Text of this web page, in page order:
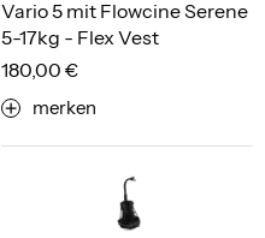
Vario 5 mit Flowcine Serene
5-17kg - Flex Vest
180,00 €
merken